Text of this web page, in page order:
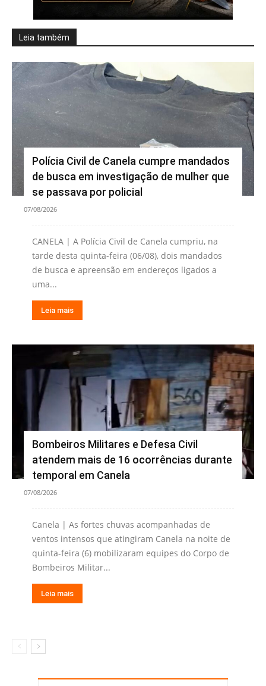
Leia também
Polícia Civil de Canela cumpre mandados
de busca em investigação de mulher que
se passava por policial
07/08/2026
CANELA | A Polícia Civil de Canela cumpriu, na
tarde desta quinta-feira (06/08), dois mandados
de busca e apreensão em endereços ligados a
uma...
Leia mais
Bombeiros Militares e Defesa Civil
atendem mais de 16 ocorrências durante
temporal em Canela
07/08/2026
Canela | As fortes chuvas acompanhadas de
ventos intensos que atingiram Canela na noite de
quinta-feira (6) mobilizaram equipes do Corpo de
Bombeiros Militar...
Leia mais